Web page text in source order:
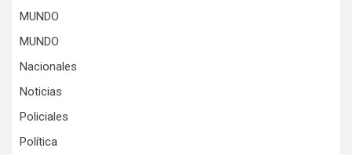
MUNDO
MUNDO
Nacionales
Noticias
Policiales
Política